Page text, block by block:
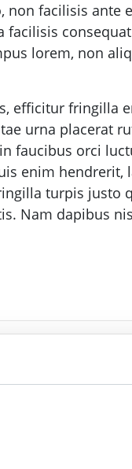
facilisis ante
facilisis
lorem, non
efficitur fringilla
urna placerat
faucibus orci
enim hendrerit,
turpis justo
Nam dapibus